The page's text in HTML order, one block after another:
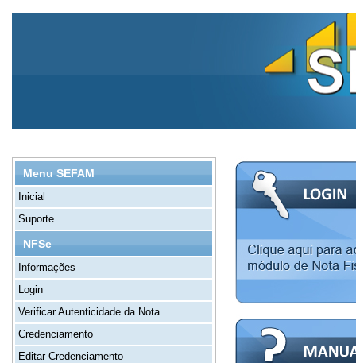
Menu SEFAM
Inicial
Suporte
NFSe
Informações
Login
Verificar Autenticidade da Nota
Credenciamento
Editar Credenciamento